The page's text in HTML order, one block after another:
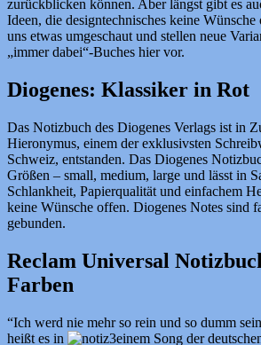
zurückblicken können. Aber längst gibt es
Ideen, die designtechnisches keine
uns etwas umgeschaut und stellen neue
„immer dabei“-Buches hier vor.
Diogenes: Klassiker in Rot
Das Notizbuch des Diogenes Verlags ist in
Hieronymus, einem der exklusivsten
Schweiz, entstanden. Das Diogenes
Größen – small, medium, large und lässt in
Schlankheit, Papierqualität und einfachem
keine Wünsche offen. Diogenes Notes sind
gebunden.
Reclam Universal
Farben
“Ich werd nie mehr so rein und so dumm
heißt es in
einem Song der